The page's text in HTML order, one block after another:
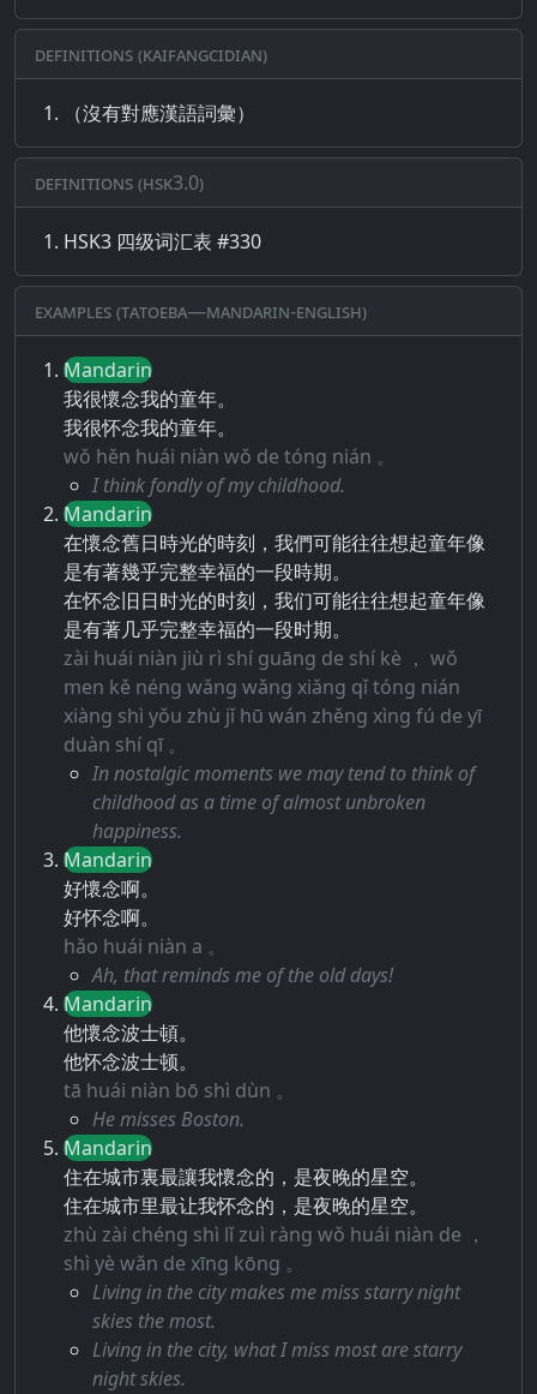
Definitions (Kaifangcidian)
（沒有對應漢語詞彙）
Definitions (HSK3.0)
HSK3 四级词汇表 #330
Examples (Tatoeba—Mandarin-English)
Mandarin
我很懷念我的童年。
我很怀念我的童年。
wǒ hěn huái niàn wǒ de tóng nián 。
I think fondly of my childhood.
Mandarin
在懷念舊日時光的時刻，我們可能往往想起童年像
是有著幾乎完整幸福的一段時期。
在怀念旧日时光的时刻，我们可能往往想起童年像
是有著几乎完整幸福的一段时期。
zài huái niàn jiù rì shí guāng de shí kè ， wǒ
men kě néng wǎng wǎng xiǎng qǐ tóng nián
xiàng shì yǒu zhù jǐ hū wán zhěng xìng fú de yī
duàn shí qī 。
In nostalgic moments we may tend to think of
childhood as a time of almost unbroken
happiness.
Mandarin
好懷念啊。
好怀念啊。
hǎo huái niàn a 。
Ah, that reminds me of the old days!
Mandarin
他懷念波士頓。
他怀念波士顿。
tā huái niàn bō shì dùn 。
He misses Boston.
Mandarin
住在城市裏最讓我懷念的，是夜晚的星空。
住在城市里最让我怀念的，是夜晚的星空。
zhù zài chéng shì lǐ zuì ràng wǒ huái niàn de ，
shì yè wǎn de xīng kōng 。
Living in the city makes me miss starry night
skies the most.
Living in the city, what I miss most are starry
night skies.